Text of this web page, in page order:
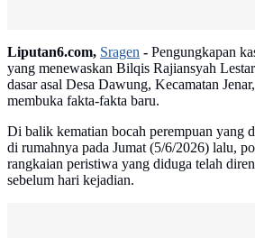
Liputan6.com, Sragen - Pengungkapan
yang menewaskan Bilqis Rajiansyah
dasar asal Desa Dawung, Kecamatan
membuka fakta-fakta baru.
Di balik kematian bocah perempuan yang
di rumahnya pada Jumat (5/6/2026) lalu,
rangkaian peristiwa yang diduga telah
sebelum hari kejadian.